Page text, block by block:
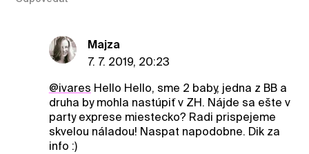
Majza
7. 7. 2019, 20:23
@ivares Hello Hello, sme 2 baby, jedna z BB a
druha by mohla nastúpiť v ZH. Nájde sa ešte v
party exprese miestecko? Radi prispejeme
skvelou náladou! Naspat napodobne. Dik za
info :)